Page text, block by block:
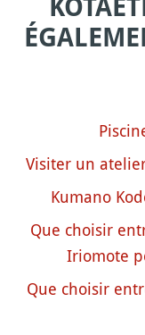
Visiter un
Kumano
Que choisir
Iriomote
Que choisir